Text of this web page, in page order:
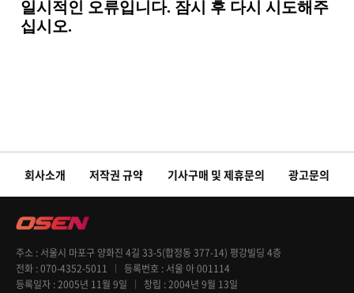
회사소개 저작권 규약 기사구매 및 제휴문의 광고문의
주소
서울시 마포구 양화진 4길 33-5(합정동 377-14) 평강빌딩 4층
전화 070-4352-5011 등록번호
서울 아 001114
등록일자 2005년 11월 9일 창립 2004년 9월 13일